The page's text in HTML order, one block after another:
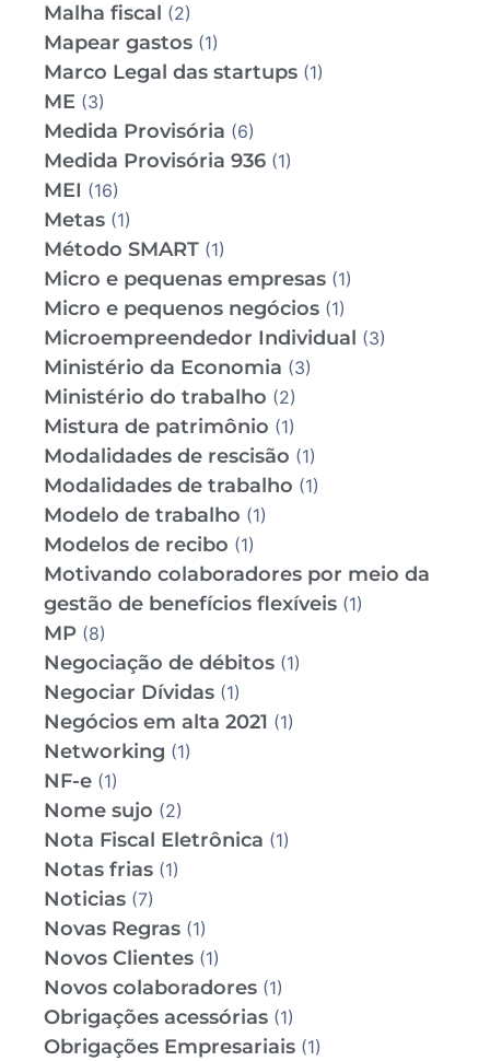
Malha fiscal (2)
Mapear gastos (1)
Marco Legal das startups (1)
ME (3)
Medida Provisória (6)
Medida Provisória 936 (1)
MEI (16)
Metas (1)
Método SMART (1)
Micro e pequenas empresas (1)
Micro e pequenos negócios (1)
Microempreendedor Individual (3)
Ministério da Economia (3)
Ministério do trabalho (2)
Mistura de patrimônio (1)
Modalidades de rescisão (1)
Modalidades de trabalho (1)
Modelo de trabalho (1)
Modelos de recibo (1)
Motivando colaboradores por meio da
gestão de benefícios flexíveis (1)
MP (8)
Negociação de débitos (1)
Negociar Dívidas (1)
Negócios em alta 2021 (1)
Networking (1)
NF-e (1)
Nome sujo (2)
Nota Fiscal Eletrônica (1)
Notas frias (1)
Noticias (7)
Novas Regras (1)
Novos Clientes (1)
Novos colaboradores (1)
Obrigações acessórias (1)
Obrigações Empresariais (1)